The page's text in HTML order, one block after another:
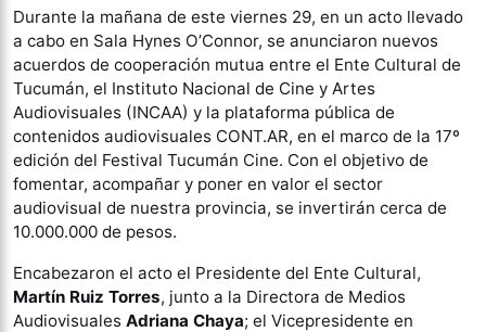
Durante la mañana de este viernes 29, en un acto llevado
a cabo en Sala Hynes O’Connor, se anunciaron nuevos
acuerdos de cooperación mutua entre el Ente Cultural de
Tucumán, el Instituto Nacional de Cine y Artes
Audiovisuales (INCAA) y la plataforma pública de
contenidos audiovisuales CONT.AR, en el marco de la 17º
edición del Festival Tucumán Cine. Con el objetivo de
fomentar, acompañar y poner en valor el sector
audiovisual de nuestra provincia, se invertirán cerca de
10.000.000 de pesos.
Encabezaron el acto el Presidente del Ente Cultural,
Martín Ruiz Torres, junto a la Directora de Medios
Audiovisuales Adriana Chaya; el Vicepresidente en